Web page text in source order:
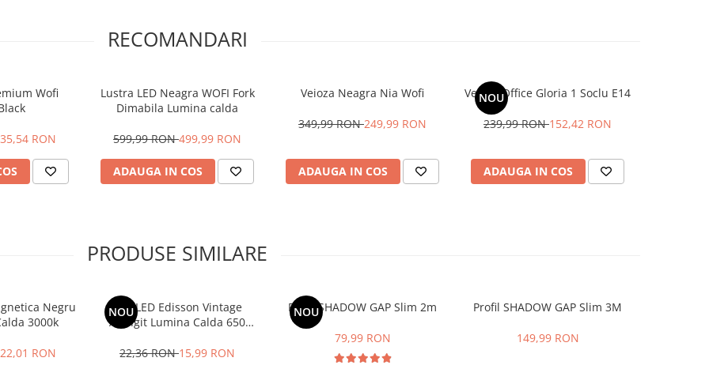
pentru a avea o estetica placuta
bucura de corpul de iluminat
iluminat produce o lumina
(12 W), cea ce se traduce
RECOMANDARI
Wofi
RON
Lustra LED Neagra WOFI Fork
Dimabila Lumina calda
599,99 RON499,99 RON
ADAUGA IN COS
Veioza Neagra Nia Wofi
349,99 RON249,99 RON
ADAUGA IN COS
NOU
Veioza Office Gloria 1 Soclu E14
239,99 RON152,42 RON
ADAUGA IN COS
PRODUSE SIMILARE
Negru
3000k
RON
NOU
Bec LED Edisson Vintage
Alungit Lumina Calda 650
22,36 RON15,99 RON
NOU
Profil SHADOW GAP Slim 2m
79,99 RON
Profil SHADOW GAP Slim 3M
149,99 RON